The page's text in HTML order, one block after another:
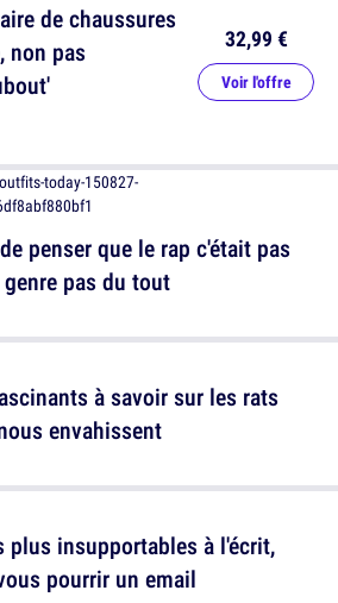
penser que le rap c'était pas
pas du tout
plus insupportables à l'écrit,
pourrir un email
de chaussures
non pas
32,99 €
Voir l'offre
à savoir sur les rats
envahissent